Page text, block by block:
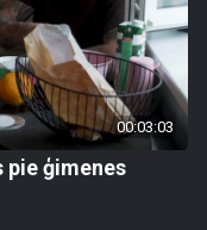
00:03:03
pie ģimenes